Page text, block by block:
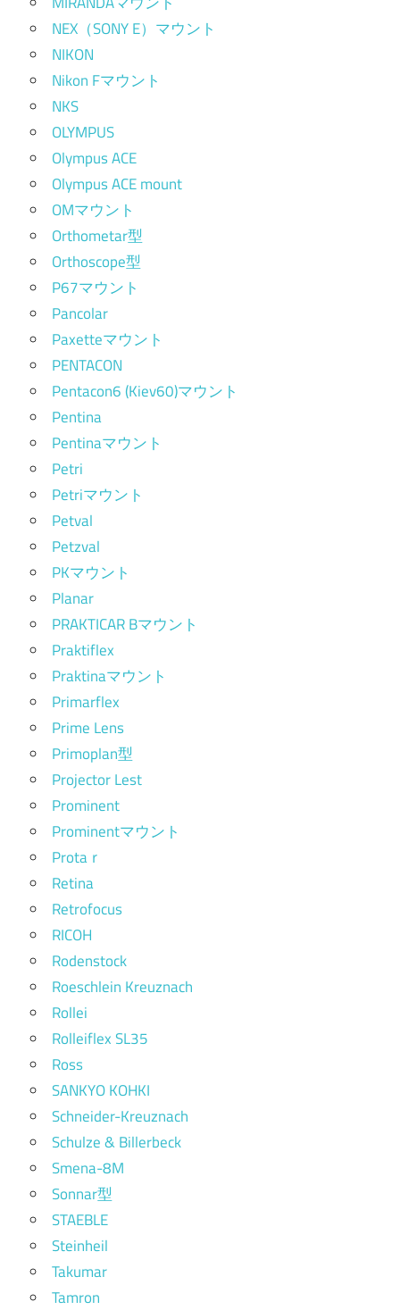
NEX（SONY E）マウント
NIKON
Nikon Fマウント
NKS
OLYMPUS
Olympus ACE
Olympus ACE mount
OMマウント
Orthometar型
Orthoscope型
P67マウント
Pancolar
Paxetteマウント
PENTACON
Pentacon6 (Kiev60)マウント
Pentina
Pentinaマウント
Petri
Petriマウント
Petval
Petzval
PKマウント
Planar
PRAKTICAR Bマウント
Praktiflex
Praktinaマウント
Primarflex
Prime Lens
Primoplan型
Projector Lest
Prominent
Prominentマウント
Protaｒ
Retina
Retrofocus
RICOH
Rodenstock
Roeschlein Kreuznach
Rollei
Rolleiflex SL35
Ross
SANKYO KOHKI
Schneider-Kreuznach
Schulze & Billerbeck
Smena-8M
Sonnar型
STAEBLE
Steinheil
Takumar
Tamron